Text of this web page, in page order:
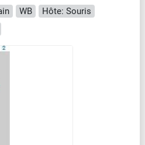
WB
Hôte: Souris